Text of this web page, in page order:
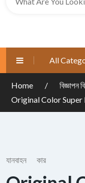
All
Home
বিজ্ঞাপন
Original Color
যানবাহন কার